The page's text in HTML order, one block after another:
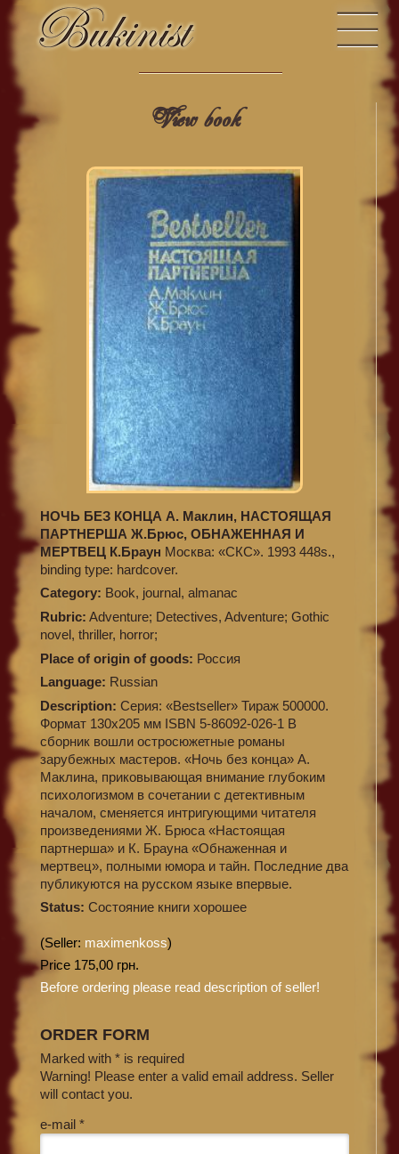
View book
НОЧЬ БЕЗ КОНЦА А. Маклин, НАСТОЯЩАЯ
ПАРТНЕРША Ж.Брюс, ОБНАЖЕННАЯ И
МЕРТВЕЦ К.Браун Москва: «СКС». 1993 448s.,
binding type: hardcover.
Category: Book, journal, almanac
Rubric: Adventure; Detectives, Adventure; Gothic
novel, thriller, horror;
Place of origin of goods: Россия
Language: Russian
Description: Серия: «Bestseller» Тираж 500000.
Формат 130х205 мм ISBN 5-86092-026-1 В
сборник вошли остросюжетные романы
зарубежных мастеров. «Ночь без конца» А.
Маклина, приковывающая внимание глубоким
психологизмом в сочетании с детективным
началом, сменяется интригующими читателя
произведениями Ж. Брюса «Настоящая
партнерша» и К. Брауна «Обнаженная и
мертвец», полными юмора и тайн. Последние два
публикуются на русском языке впервые.
Status: Состояние книги хорошее
(Seller: maximenkoss)
Price 175,00 грн.
Before ordering please read description of seller!
ORDER FORM
Marked with * is required
Warning! Please enter a valid email address. Seller
will contact you.
e-mail *